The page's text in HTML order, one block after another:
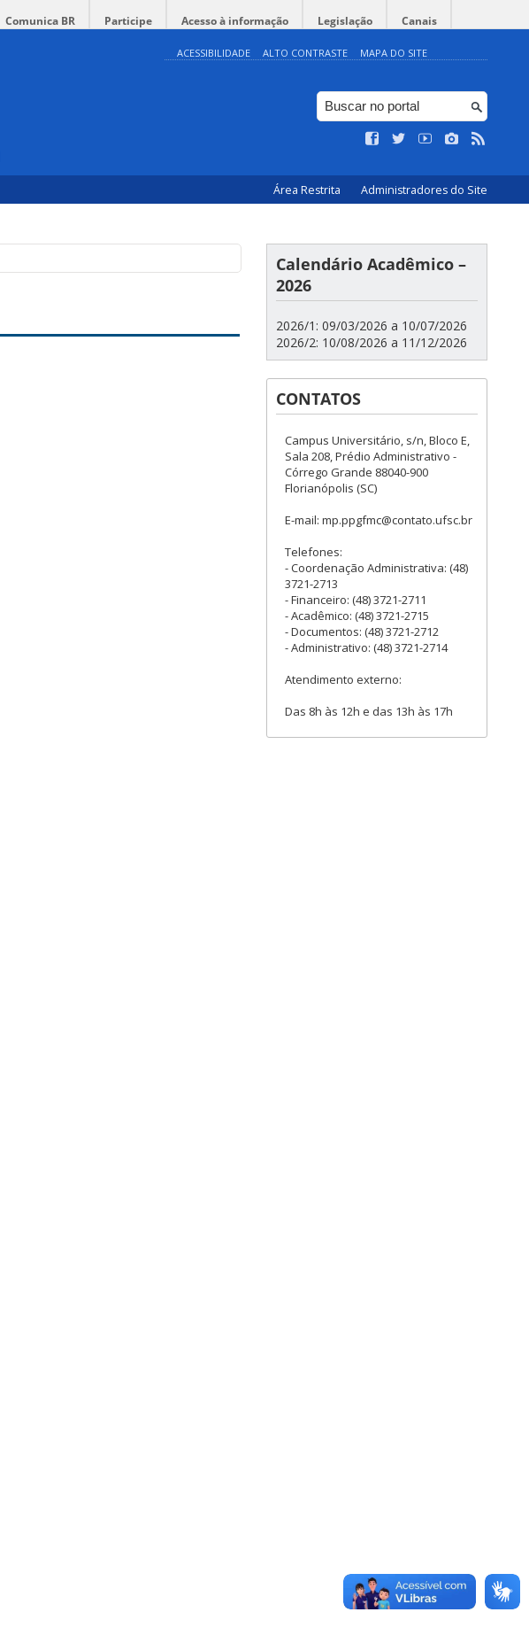
Comunica BR Participe Acesso à informação Legislação Canais
ACESSIBILIDADE ALTO CONTRASTE MAPA DO SITE
Área Restrita Administradores do Site
Calendário Acadêmico –
2026
2026/1: 09/03/2026 a 10/07/2026
2026/2: 10/08/2026 a 11/12/2026
CONTATOS
Campus Universitário, s/n, Bloco E,
Sala 208, Prédio Administrativo -
Córrego Grande 88040-900
Florianópolis (SC)
E-mail: mp.ppgfmc@contato.ufsc.br
Telefones:
- Coordenação Administrativa: (48)
3721-2713
- Financeiro: (48) 3721-2711
- Acadêmico: (48) 3721-2715
- Documentos: (48) 3721-2712
- Administrativo: (48) 3721-2714
Atendimento externo:
Das 8h às 12h e das 13h às 17h